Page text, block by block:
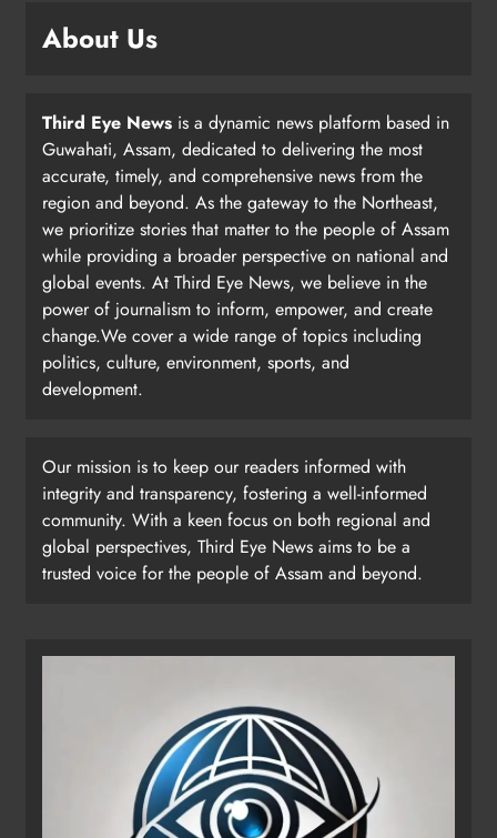
About Us
Third Eye News is a dynamic news platform based in
Guwahati, Assam, dedicated to delivering the most
accurate, timely, and comprehensive news from the
region and beyond. As the gateway to the Northeast,
we prioritize stories that matter to the people of Assam
while providing a broader perspective on national and
global events. At Third Eye News, we believe in the
power of journalism to inform, empower, and create
change.We cover a wide range of topics including
politics, culture, environment, sports, and
development.
Our mission is to keep our readers informed with
integrity and transparency, fostering a well-informed
community. With a keen focus on both regional and
global perspectives, Third Eye News aims to be a
trusted voice for the people of Assam and beyond.